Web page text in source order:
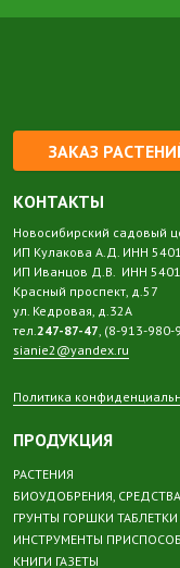
ЗАКАЗ
КОНТАКТЫ
Новосибирский садовый
ИП Кулакова А.Д. ИНН
ИП Иванцов Д.В. ИНН
Красный проспект, д.57
ул. Кедровая, д.32А
тел.247-87-47, (8-913-980-
sianie2@yandex.ru
Политика
ПРОДУКЦИЯ
РАСТЕНИЯ
БИОУДОБРЕНИЯ,
ГРУНТЫ ГОРШКИ ТАБЛЕТКИ
ИНСТРУМЕНТЫ
КНИГИ ГАЗЕТЫ